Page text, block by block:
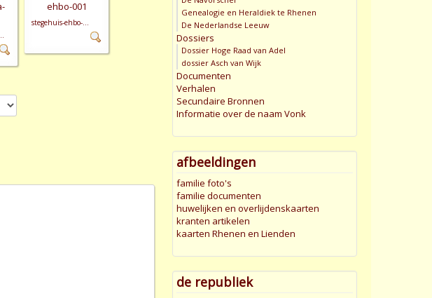
stegehuis-ehbo-...
Genealogie en Heraldiek te Rhenen
De Nederlandse Leeuw
Dossiers
Dossier Hoge Raad van Adel
dossier Asch van Wijk
Documenten
Verhalen
Secundaire Bronnen
Informatie over de naam Vonk
afbeeldingen
familie foto's
familie documenten
huwelijken en overlijdenskaarten
kranten artikelen
kaarten Rhenen en Lienden
de republiek